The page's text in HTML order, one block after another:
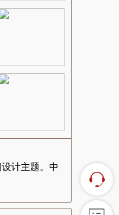
计主题。中